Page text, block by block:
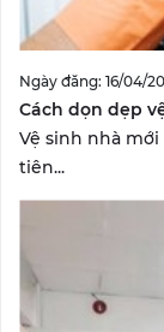
Ngày đăng: 16/04/
Cách dọn dẹp
Vệ sinh nhà
tiên...